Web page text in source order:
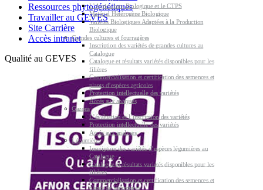
Ressources phytogénétiques
Travailler au GEVES
Site Carrière
Accès intranet
Qualité au GEVES
L’Agriculture Biologique et le CTPS
Matériel Hétérogène Biologique
Variétés Biologiques Adaptées à la Production
Biologique
Grandes cultures et fourragères
Inscription des variétés de grandes cultures au
Catalogue
Catalogue et résultats variétés disponibles pour les
filières
Commercialisation et certification des semences et
plants d’espèces agricoles
Protection intellectuelle des variétés
Accès aux analyses
Gazons
L’évaluation et l’inscription des variétés
Protection intellectuelle des variétés
Accès aux analyses
Légumières
Inscription des variétés d’espèces légumières au
Catalogue
Catalogue et résultats variétés disponibles pour les
filières
Commercialisation et certification des semences et
plants de légumières